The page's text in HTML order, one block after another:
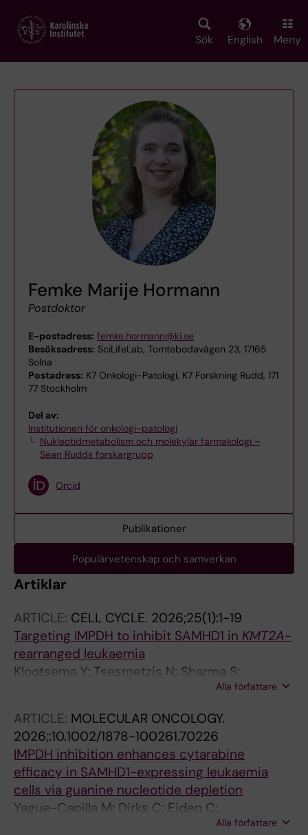
main
Sök English Meny
Femke Marije Hormann
Postdoktor
E-postadress: femke.hormann@ki.se
Besöksadress: SciLifeLab, Tomtebodavägen 23, 17165
Solna
Postadress: K7 Onkologi-Patologi, K7 Forskning Rudd, 171
77 Stockholm
Del av:
Institutionen för onkologi-patologi
Nukleotidmetabolism och molekylär farmakologi –
Sean Rudds forskargrupp
Orcid
Publikationer
Populärvetenskap och samverkan
Artiklar
ARTICLE: CELL CYCLE. 2026;25(1):1-19
Targeting IMPDH to inhibit SAMHD1 in KMT2A-
rearranged leukaemia
Klootsema Y; Tsesmetzis N; Sharma S;
Hofmann S; Thier J; Dirks C; Hormann FM;
Lehmann S; Chabes A; Jadersten M; Lundin V;
Rudd SG; Lilienthal I; Herold N
Alla författare
ARTICLE: MOLECULAR ONCOLOGY.
2026;:10.1002/1878-100261.70226
IMPDH inhibition enhances cytarabine
efficacy in SAMHD1-expressing leukaemia
cells via guanine nucleotide depletion
Yague-Capilla M; Dirks C; Eiden C;
Fesenmayer SK; Hormann FM; Klootsema Y;
Alla författare